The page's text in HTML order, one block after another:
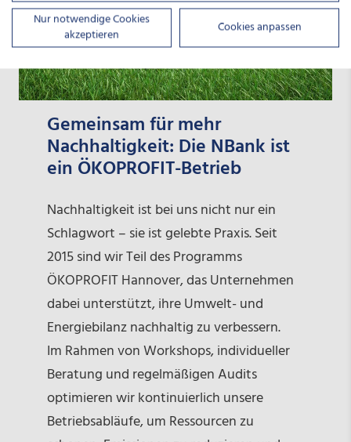
Gemeinsam für mehr
Nachhaltigkeit: Die NBank ist
ein ÖKOPROFIT-Betrieb
Nachhaltigkeit ist bei uns nicht nur ein
Schlagwort – sie ist gelebte Praxis. Seit
2015 sind wir Teil des Programms
ÖKOPROFIT Hannover, das Unternehmen
dabei unterstützt, ihre Umwelt- und
Energiebilanz nachhaltig zu verbessern.
Im Rahmen von Workshops, individueller
Beratung und regelmäßigen Audits
optimieren wir kontinuierlich unsere
Betriebsabläufe, um Ressourcen zu
Nur notwendige Cookies
akzeptieren
Cookies anpassen